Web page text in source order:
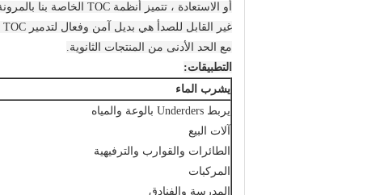
أو الاستعادة ، تتميز أنظمة TOC الخاصة بنا بالمرونة لخدمة التركيبات الداخلية والخارجية.
مع الحد الأدنى من المنتجات الثانوية.
التطبيقات:
يشرب الماء
يربط Underders بالوعة والمياه
آلات البيع
الطائرات والقوارب والترفيهية
المركبات
المدرسة والفنادق